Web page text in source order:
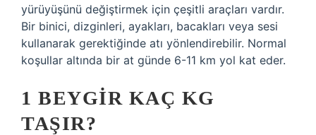
yürüyüşünü değiştirmek için çeşitli araçları vardır.
Bir binici, dizginleri, ayakları, bacakları veya sesi
kullanarak gerektiğinde atı yönlendirebilir. Normal
koşullar altında bir at günde 6-11 km yol kat eder.
1 BEYGIR KAÇ KG
TAŞIR?